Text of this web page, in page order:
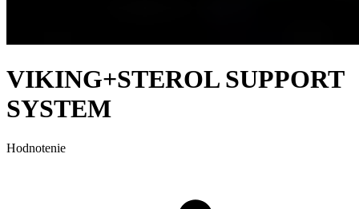
VIKING+STEROL SUPPORT
SYSTEM
Hodnotenie